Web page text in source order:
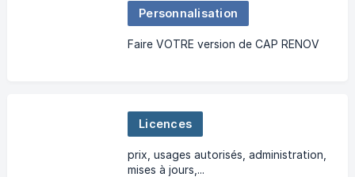
Personnalisation
Faire VOTRE version de CAP RENOV
Licences
prix, usages autorisés, administration,
mises à jours,...